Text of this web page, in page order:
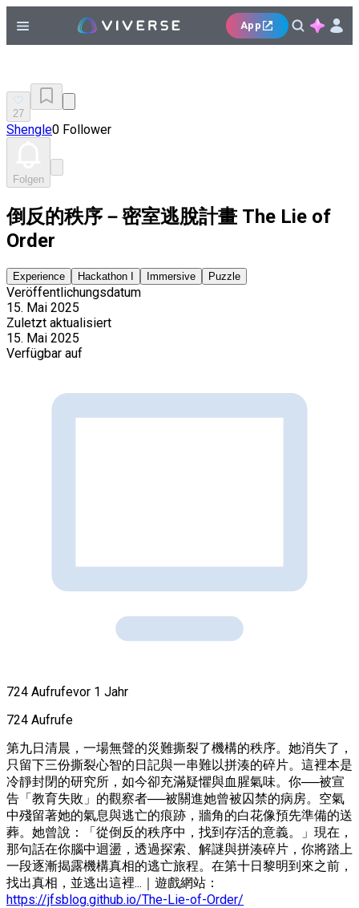
App
27
Shengle0 Follower
Folgen
倒反的秩序－密室逃脫計畫 The Lie of
Order
Experience Hackathon I Immersive Puzzle
Veröffentlichungsdatum
15. Mai 2025
Zuletzt aktualisiert
15. Mai 2025
Verfügbar auf
724 Aufrufevor 1 Jahr
724 Aufrufe
第九日清晨，一場無聲的災難撕裂了機構的秩序。她消失了，
只留下三份撕裂心智的日記與一串難以拼湊的碎片。這裡本是
冷靜封閉的研究所，如今卻充滿疑懼與血腥氣味。你──被宣
告「教育失敗」的觀察者──被關進她曾被囚禁的病房。空氣
中殘留著她的氣息與逃亡的痕跡，牆角的白花像預先準備的送
葬。她曾說：「從倒反的秩序中，找到存活的意義。」現在，
那句話在你腦中迴盪，透過探索、解謎與拼湊碎片，你將踏上
一段逐漸揭露機構真相的逃亡旅程。在第十日黎明到來之前，
找出真相，並逃出這裡...｜遊戲網站：
https://jfsblog.github.io/The-Lie-of-Order/